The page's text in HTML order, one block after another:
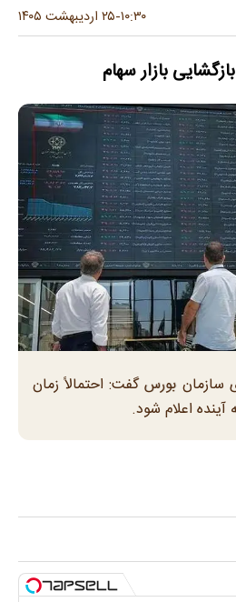
۱۰:۳۰-۲۵ اردیبهشت ۱۴۰۵
بازار سهام
سازمان بورس گفت: احتمالاً زمان
آینده اعلام شود.